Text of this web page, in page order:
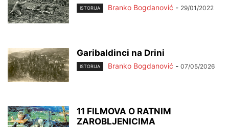
ISTORIJA Branko Bogdanović - 29/01/2022
Garibaldinci na Drini
ISTORIJA Branko Bogdanović - 07/05/2026
11 FILMOVA O RATNIM
ZAROBLJENICIMA